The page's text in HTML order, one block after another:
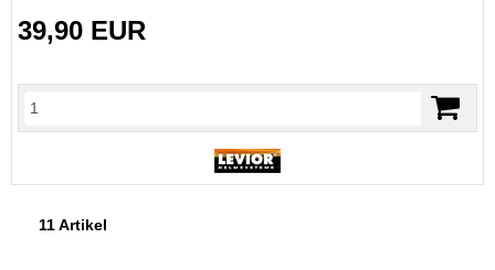
39,90 EUR
11 Artikel